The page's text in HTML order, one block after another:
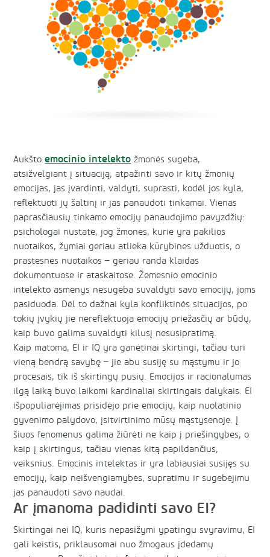
Aukštoemocinio intelekto žmonės sugeba,
atsižvelgiant į situaciją, atpažinti savo ir kitų žmonių
emocijas, jas įvardinti, valdyti, suprasti, kodėl jos kyla,
reflektuoti jų šaltinį ir jas panaudoti tinkamai. Vienas
paprasčiausių tinkamo emocijų panaudojimo pavyzdžių:
psichologai nustatė, jog žmonės, kurie yra pakilios
nuotaikos, žymiai geriau atlieka kūrybines užduotis, o
prastesnės nuotaikos – geriau randa klaidas
dokumentuose ir ataskaitose. Žemesnio emocinio
intelekto asmenys nesugeba suvaldyti savo emocijų, joms
pasiduoda. Dėl to dažnai kyla konfliktinės situacijos, po
tokių įvykių jie nereflektuoja emocijų priežasčių ar būdų,
kaip buvo galima suvaldyti kilusį nesusipratimą.
Kaip matoma, EI ir IQ yra ganėtinai skirtingi, tačiau turi
vieną bendrą savybę – jie abu susiję su mąstymu ir jo
procesais, tik iš skirtingų pusių. Emocijos ir racionalumas
ilgą laiką buvo laikomi kardinaliai skirtingais dalykais. EI
išpopuliarėjimas prisidėjo prie emocijų, kaip nuolatinio
gyvenimo palydovo, įsitvirtinimo mūsų mąstysenoje. Į
šiuos fenomenus galima žiūrėti ne kaip į priešingybes, o
kaip į skirtingus, tačiau vienas kitą papildančius,
veiksnius. Emocinis intelektas ir yra labiausiai susijęs su
emocijų, kaip neišvengiamybės, supratimu ir sugebėjimu
jas panaudoti savo naudai.
Ar įmanoma padidinti savo EI?
Skirtingai nei IQ, kuris nepasižymi ypatingu svyravimu, EI
gali keistis, priklausomai nuo žmogaus įdedamų